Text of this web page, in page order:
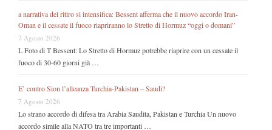
a narrativa del ritiro si intensifica: Bessent afferma che il nuovo accordo Iran-
Oman e il cessate il fuoco riapriranno lo Stretto di Hormuz “oggi o domani”
7 Agosto 2026
L Foto di T Bessent: Lo Stretto di Hormuz potrebbe riaprire con un cessate il
fuoco di 30-60 giorni già …
E’ contro Sion l’alleanza Turchia-Pakistan – Saudi?
7 Agosto 2026
Lo strano accordo di difesa tra Arabia Saudita, Pakistan e Turchia Un nuovo
accordo simile alla NATO tra tre importanti …